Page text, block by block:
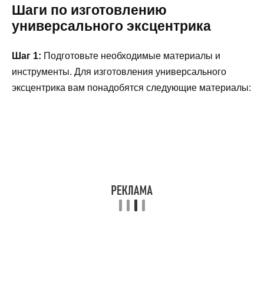
Шаги по изготовлению
универсального эксцентрика
Шаг 1: Подготовьте необходимые материалы и
инструменты. Для изготовления универсального
эксцентрика вам понадобятся следующие материалы: